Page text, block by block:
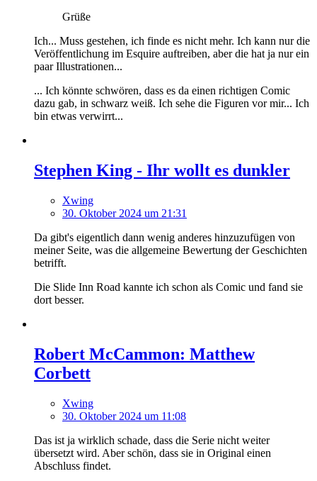
Grüße
Ich... Muss gestehen, ich finde es nicht mehr. Ich kann nur die
Veröffentlichung im Esquire auftreiben, aber die hat ja nur ein
paar Illustrationen...
... Ich könnte schwören, dass es da einen richtigen Comic
dazu gab, in schwarz weiß. Ich sehe die Figuren vor mir... Ich
bin etwas verwirrt...
Stephen King - Ihr wollt es dunkler
Xwing
30. Oktober 2024 um 21:31
Da gibt's eigentlich dann wenig anderes hinzuzufügen von
meiner Seite, was die allgemeine Bewertung der Geschichten
betrifft.
Die Slide Inn Road kannte ich schon als Comic und fand sie
dort besser.
Robert McCammon: Matthew
Corbett
Xwing
30. Oktober 2024 um 11:08
Das ist ja wirklich schade, dass die Serie nicht weiter
übersetzt wird. Aber schön, dass sie in Original einen
Abschluss findet.